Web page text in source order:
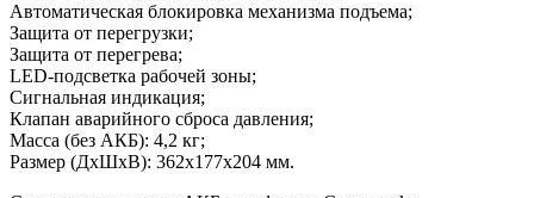
Автоматическая блокировка механизма подъема;
Защита от перегрузки;
Защита от перегрева;
LED-подсветка рабочей зоны;
Сигнальная индикация;
Клапан аварийного сброса давления;
Масса (без АКБ): 4,2 кг;
Размер (ДхШхВ): 362х177х204 мм.